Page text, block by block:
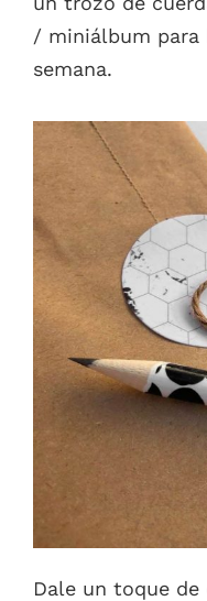
/ miniálbum para
semana.
Dale un toque